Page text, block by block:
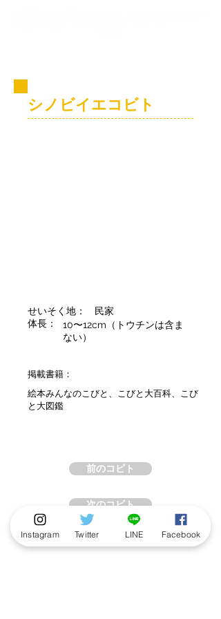
シノビイエコビト
せいそく地：
民家
体長：
10〜12cm（トウチンは含ま
ない）
掲載書籍：
絵本みんなのこびと、こびと大百科、こび
と大図鑑
前のコビト
次のコビト
Instagram Twitter LINE Facebook